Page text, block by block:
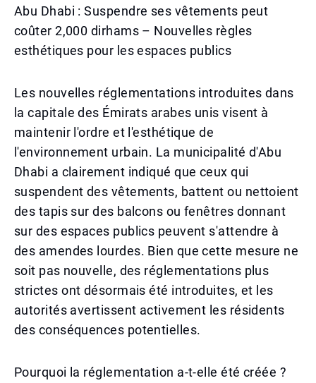
Abu Dhabi : Suspendre ses vêtements peut
coûter 2,000 dirhams – Nouvelles règles
esthétiques pour les espaces publics
Les nouvelles réglementations introduites dans
la capitale des Émirats arabes unis visent à
maintenir l'ordre et l'esthétique de
l'environnement urbain. La municipalité d'Abu
Dhabi a clairement indiqué que ceux qui
suspendent des vêtements, battent ou nettoient
des tapis sur des balcons ou fenêtres donnant
sur des espaces publics peuvent s'attendre à
des amendes lourdes. Bien que cette mesure ne
soit pas nouvelle, des réglementations plus
strictes ont désormais été introduites, et les
autorités avertissent activement les résidents
des conséquences potentielles.
Pourquoi la réglementation a-t-elle été créée ?